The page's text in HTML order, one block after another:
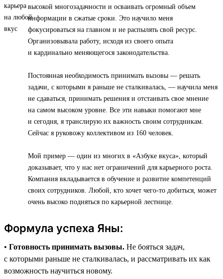
высокой многозадачности и осваивать огромный объем
информации в сжатые сроки. Это научило меня
фокусироваться на главном и не распылять свой ресурс.
Организовывала работу, исходя из своего опыта
и кардинально меняющегося законодательства.
Постоянная необходимость принимать вызовы — решать
задачи, с которыми я раньше не сталкивалась, — научила меня
не сдаваться, принимать решения и отстаивать свое мнение
на самом высоком уровне. Все эти навыки помогают мне
и сегодня, я транслирую их важность своим сотрудникам.
Сейчас я руковожу коллективом из 160 человек.
Мой пример — один из многих в «Азбуке вкуса», который
доказывает, что у нас нет ограничений для карьерного роста.
Компания вкладывается в обучение и развитие компетенций
своих сотрудников. Любой, кто хочет чего-то добиться, может
очень высоко подняться по карьерной лестнице.
Формула успеха Яны:
• Готовность принимать вызовы. Не бояться задач,
с которыми раньше не сталкивалась, и рассматривать их как
возможность научиться новому.